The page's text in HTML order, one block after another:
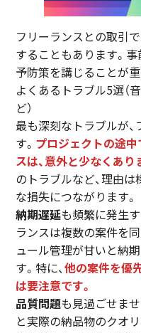
フリーランスとの取引
することもあります。
予防策を講じることが重
よくあるトラブル5選（
ど）
最も深刻なトラブルが
す。 プロジェクトの途
スは、意外と少なくあり
のトラブルなど、理由
な損失につながります。
納期遅延も頻繁に発生
ランスは複数の案件を
ュール管理が甘いと納
す。特に、他の案件を優
は要注意です。
品質問題も見過ごせま
と実際の納品物のクオ